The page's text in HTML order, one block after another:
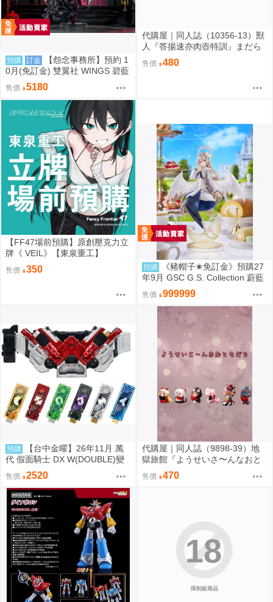
預購 訂金
【怨念事務所】預約 1
0月(免訂金) 雙翼社 WINGS 碧藍
航線 阿爾比恩 銀月下的夜之眷屬
1/7 0927
售價 5180
代購屋｜同人誌（10356-13）獸
人『答揚速亦肉壺特訓』まだら
模様 まんだら亭
售價 480
【FF47場前預購】原創壓克力立
牌《 VEIL》【東泉重工】
售價 350 預購
《豬帽子✬免訂金》預購27
年9月 GSC G.S. Collection 蔚藍
檔案 渚 ～花香微笑～ 1/7 0920
售價 999999
預購
【台中金曜】26年11月 萬
代 假面騎士 DX W(DOUBLE)變
身腰帶(平成20周年VER.) 再版 0
814
售價 2520
代購屋｜同人誌（9898-39）地
獄旅館『ようせいさ〜んなおと
もだち』ia さくらんぼアイス
售價 470
限制級商品
18